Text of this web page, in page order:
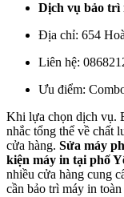
Dịch vụ bảo trì
Địa chỉ: 654
Liên hệ:
Ưu điểm:
Khi lựa chọn dịch vụ.
nhắc tổng thể về chất
cửa hàng. Sửa máy
kiện máy in tại phố
nhiều cửa hàng cung
cần bảo trì máy in toàn